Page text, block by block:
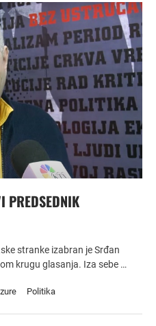
PREDSEDNIK
stranke izabran je Srđan
krugu glasanja. Iza sebe …
Politika